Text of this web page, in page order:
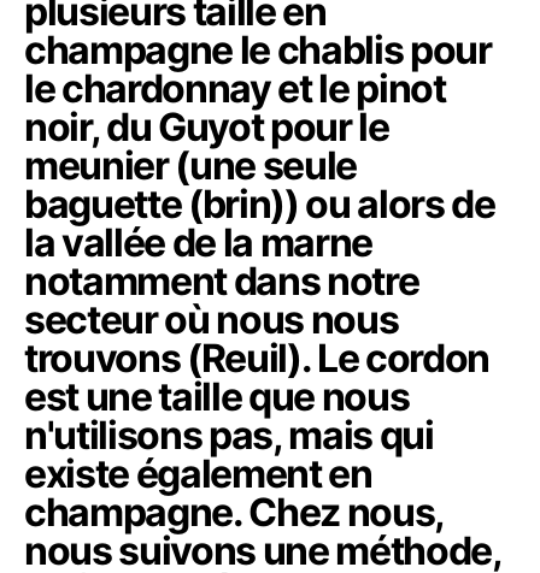
plusieurs taille en
champagne le chablis pour
le chardonnay et le pinot
noir, du Guyot pour le
meunier (une seule
baguette (brin)) ou alors de
la vallée de la marne
notamment dans notre
secteur où nous nous
trouvons (Reuil). Le cordon
est une taille que nous
n'utilisons pas, mais qui
existe également en
champagne. Chez nous,
nous suivons une méthode,